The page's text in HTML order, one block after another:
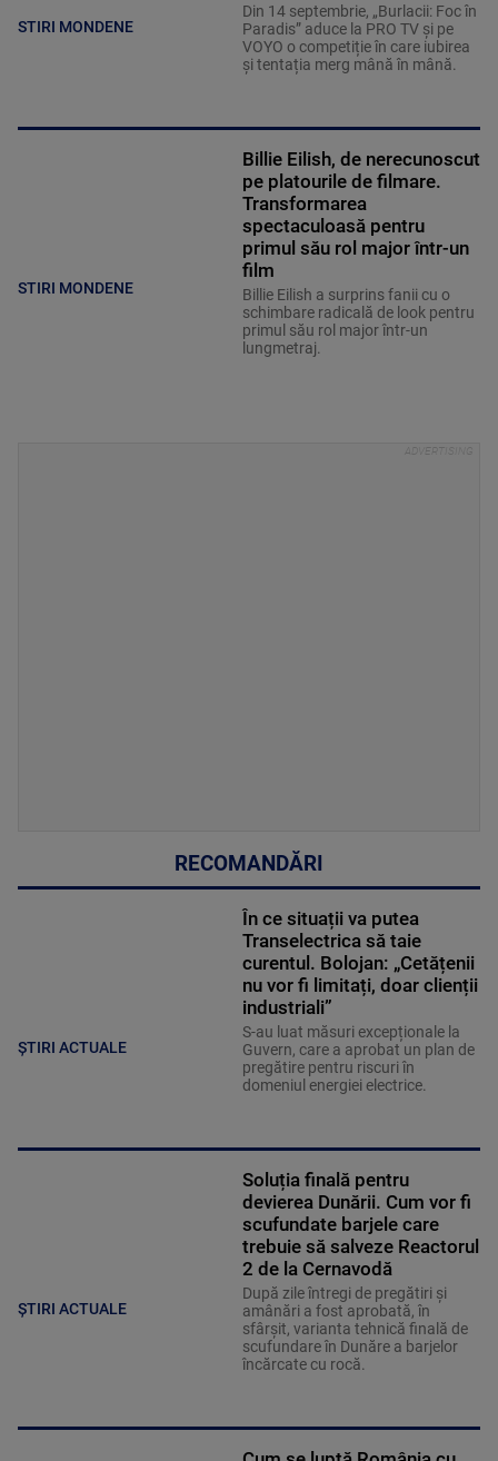
STIRI MONDENE
Din 14 septembrie, „Burlacii: Foc în
Paradis” aduce la PRO TV și pe
VOYO o competiție în care iubirea
și tentația merg mână în mână.
STIRI MONDENE
Billie Eilish, de nerecunoscut
pe platourile de filmare.
Transformarea
spectaculoasă pentru
primul său rol major într-un
film
Billie Eilish a surprins fanii cu o
schimbare radicală de look pentru
primul său rol major într-un
lungmetraj.
RECOMANDĂRI
ȘTIRI ACTUALE
În ce situații va putea
Transelectrica să taie
curentul. Bolojan: „Cetățenii
nu vor fi limitați, doar clienții
industriali”
S-au luat măsuri excepționale la
Guvern, care a aprobat un plan de
pregătire pentru riscuri în
domeniul energiei electrice.
ȘTIRI ACTUALE
Soluția finală pentru
devierea Dunării. Cum vor fi
scufundate barjele care
trebuie să salveze Reactorul
2 de la Cernavodă
După zile întregi de pregătiri și
amânări a fost aprobată, în
sfârșit, varianta tehnică finală de
scufundare în Dunăre a barjelor
încărcate cu rocă.